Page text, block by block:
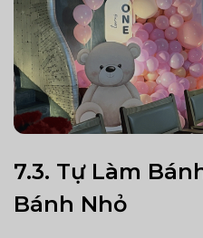
7.3. Tự Làm
Bánh Nhỏ